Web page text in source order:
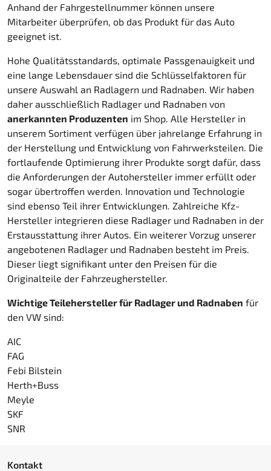
Anhand der Fahrgestellnummer können unsere
Mitarbeiter überprüfen, ob das Produkt für das Auto
geeignet ist.
Hohe Qualitätsstandards, optimale Passgenauigkeit und
eine lange Lebensdauer sind die Schlüsselfaktoren für
unsere Auswahl an Radlagern und Radnaben. Wir haben
daher ausschließlich Radlager und Radnaben von
anerkannten Produzenten im Shop. Alle Hersteller in
unserem Sortiment verfügen über jahrelange Erfahrung in
der Herstellung und Entwicklung von Fahrwerksteilen. Die
fortlaufende Optimierung ihrer Produkte sorgt dafür, dass
die Anforderungen der Autohersteller immer erfüllt oder
sogar übertroffen werden. Innovation und Technologie
sind ebenso Teil ihrer Entwicklungen. Zahlreiche Kfz-
Hersteller integrieren diese Radlager und Radnaben in der
Erstausstattung ihrer Autos. Ein weiterer Vorzug unserer
angebotenen Radlager und Radnaben besteht im Preis.
Dieser liegt signifikant unter den Preisen für die
Originalteile der Fahrzeughersteller.
Wichtige Teilehersteller für Radlager und Radnaben für
den VW sind:
AIC
FAG
Febi Bilstein
Herth+Buss
Meyle
SKF
SNR
Kontakt